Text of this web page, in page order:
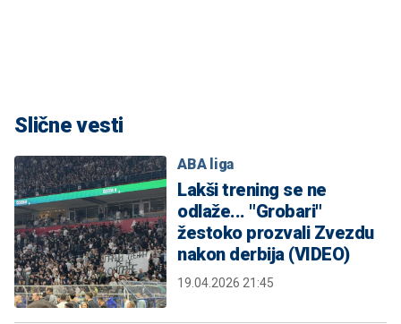
Slične vesti
ABA liga
Lakši trening se ne
odlaže... "Grobari"
žestoko prozvali Zvezdu
nakon derbija (VIDEO)
19.04.2026 21:45